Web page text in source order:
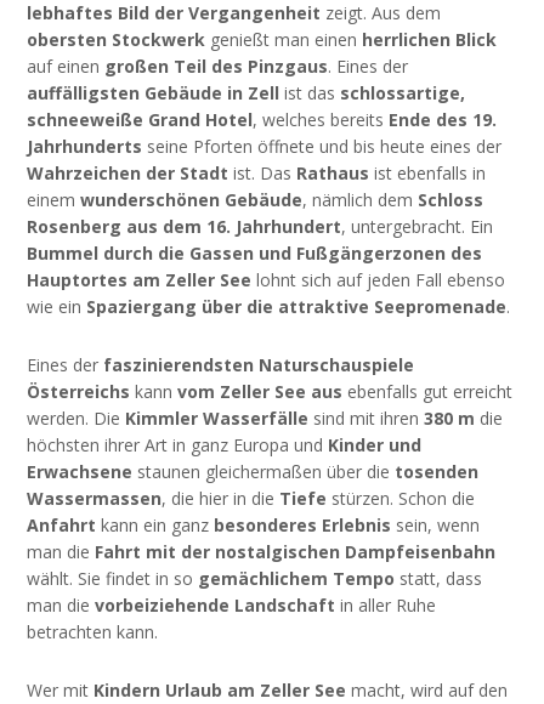
lebhaftes Bild der Vergangenheit zeigt. Aus dem
obersten Stockwerk genießt man einen herrlichen Blick
auf einen großen Teil des Pinzgaus. Eines der
auffälligsten Gebäude in Zell ist das schlossartige,
schneeweiße Grand Hotel, welches bereits Ende des 19.
Jahrhunderts seine Pforten öffnete und bis heute eines der
Wahrzeichen der Stadt ist. Das Rathaus ist ebenfalls in
einemwunderschönen Gebäude, nämlich dem Schloss
Rosenberg aus dem 16. Jahrhundert, untergebracht. Ein
Bummel durch die Gassen und Fußgängerzonen des
Hauptortes am Zeller See lohnt sich auf jeden Fall ebenso
wie ein Spaziergang über die attraktive Seepromenade.
Eines der faszinierendsten Naturschauspiele
Österreichs kannvom Zeller See aus ebenfalls gut erreicht
werden. Die Kimmler Wasserfälle sind mit ihren380 m die
höchsten ihrer Art in ganz Europa und Kinder und
Erwachsene staunen gleichermaßen über die tosenden
Wassermassen, die hier in die Tiefe stürzen. Schon die
Anfahrt kann ein ganz besonderes Erlebnis sein, wenn
man die Fahrt mit der nostalgischen Dampfeisenbahn
wählt. Sie findet in so gemächlichem Tempo statt, dass
man dievorbeiziehende Landschaft in aller Ruhe
betrachten kann.
Wer mit Kindern Urlaub am Zeller See macht, wird auf den